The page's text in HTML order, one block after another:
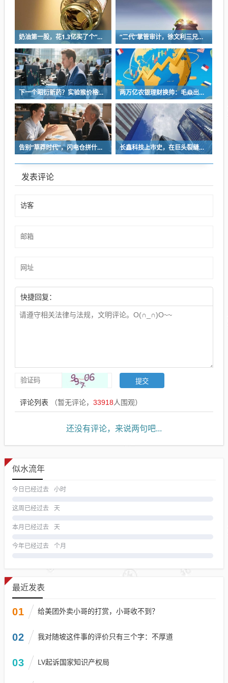
奶油第一股，花1.3亿买了个“盒马供应商” “二代”掌管审计，徐文利三兄妹豪爽分红，文峰光电闯关北交所
下一个昭衍新药？实验猴价格再回巅峰，鼎泰药研二次递表港股 两万亿农银理财换帅：毛焱出任董事长，盈利领跑但渠道承压
告别“草莽时代”，闪电仓拼什么？ 长鑫科技上市史，在巨头裂缝里照进光
发表评论
快捷回复：
评论列表 （暂无评论， 33918人围观）
还没有评论，来说两句吧...
似水流年
今日已经过去 小时
这周已经过去 天
本月已经过去 天
今年已经过去 个月
最近发表
01 给美团外卖小哥的打赏，小哥收不到？
02 我对随坡这件事的评价只有三个字：不厚道
03 LV起诉国家知识产权局